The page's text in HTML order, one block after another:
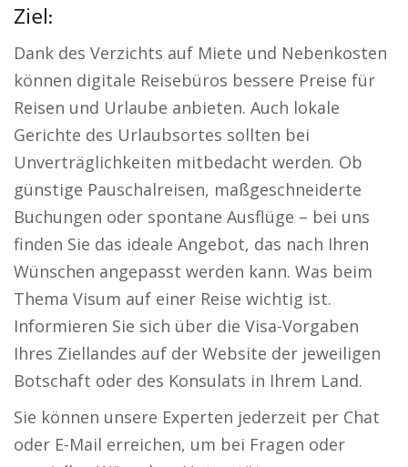
Ziel:
Dank des Verzichts auf Miete und Nebenkosten
können digitale Reisebüros bessere Preise für
Reisen und Urlaube anbieten. Auch lokale
Gerichte des Urlaubsortes sollten bei
Unverträglichkeiten mitbedacht werden. Ob
günstige Pauschalreisen, maßgeschneiderte
Buchungen oder spontane Ausflüge – bei uns
finden Sie das ideale Angebot, das nach Ihren
Wünschen angepasst werden kann. Was beim
Thema Visum auf einer Reise wichtig ist.
Informieren Sie sich über die Visa-Vorgaben
Ihres Ziellandes auf der Website der jeweiligen
Botschaft oder des Konsulats in Ihrem Land.
Sie können unsere Experten jederzeit per Chat
oder E-Mail erreichen, um bei Fragen oder